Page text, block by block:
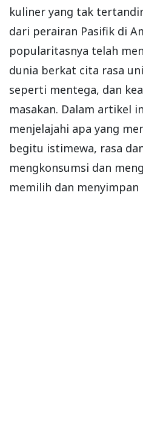
kuliner yang tak
dari perairan Pasifik di
popularitasnya telah
dunia berkat cita rasa
seperti mentega, dan
masakan. Dalam artikel
menjelajahi apa yang
begitu istimewa, rasa
mengkonsumsi dan
memilih dan menyimpan